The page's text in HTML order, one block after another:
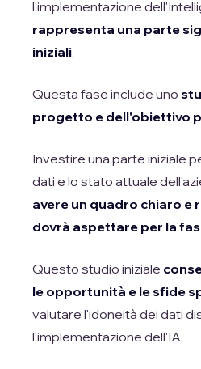
l'implementazione
rappresenta una parte
iniziali.
Questa fase include uno
progetto e dell'obiettivo
Investire una parte iniziale
dati e lo stato attuale
avere un quadro chiaro e
dovrà aspettare per la
Questo studio iniziale
le opportunità e le sfide
valutare l'idoneità dei dati
l'implementazione dell'IA.